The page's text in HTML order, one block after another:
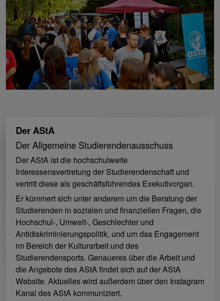
Der AStA
Der Allgemeine Studierendenausschuss
Der AStA ist die hochschulweite
Interessensvertretung der Studierendenschaft und
vertritt diese als geschäftsführendes Exekutivorgan.
Er kümmert sich unter anderem um die Beratung der
Studierenden in sozialen und finanziellen Fragen, die
Hochschul-, Umwelt-, Geschlechter und
Antidiskriminierungspolitik, und um das Engagement
im Bereich der Kulturarbeit und des
Studierendensports. Genaueres über die Arbeit und
die Angebote des AStA findet sich auf der AStA
Website. Aktuelles wird außerdem über den Instagram
Kanal des AStA kommuniziert.